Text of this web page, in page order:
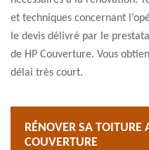
et techniques concernant
le devis délivré par le
de HP Couverture. Vous
délai très court.
RÉNOVER SA TOITURE
COUVERTURE